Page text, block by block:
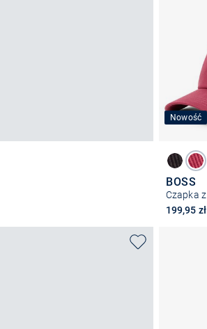
Nowość
BOSS
199,95 zł